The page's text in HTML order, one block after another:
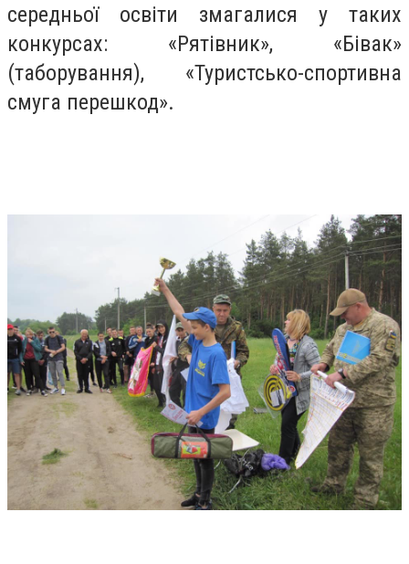
середньої освіти змагалися у таких
конкурсах: «Рятівник», «Бівак»
(таборування), «Туристсько-спортивна
смуга перешкод».